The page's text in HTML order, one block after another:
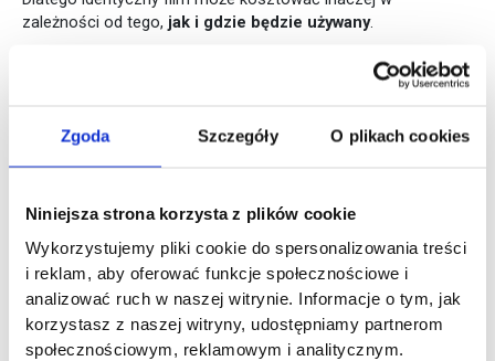
Zgoda Szczegóły O plikach cookies
Niniejsza strona korzysta z plików cookie
Wykorzystujemy pliki cookie do spersonalizowania treści
i reklam, aby oferować funkcje społecznościowe i
analizować ruch w naszej witrynie. Informacje o tym, jak
korzystasz z naszej witryny, udostępniamy partnerom
społecznościowym, reklamowym i analitycznym.
zależności od tego, jak i gdzie będzie używany.
Kiedy wysoka cena
filmu reklamowego
ma sens?
Wyższy budżet jest uzasadniony, gdy:
film jest kluczowym elementem kampanii,
ma być intensywnie wykorzystywany przez długi
czas,
wspiera sprzedaż lub wizerunek marki premium,